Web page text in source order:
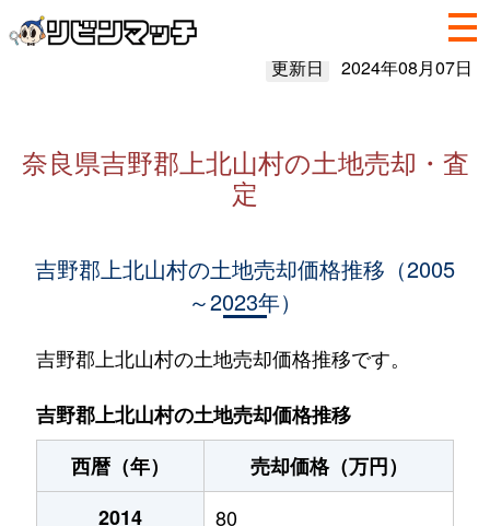
更新日 2024年08月07日
奈良県吉野郡上北山村の土地売却・査
定
吉野郡上北山村の土地売却価格推移（2005
～2023年）
吉野郡上北山村の土地売却価格推移です。
吉野郡上北山村の土地売却価格推移
西暦（年）
売却価格（万円）
2014
80